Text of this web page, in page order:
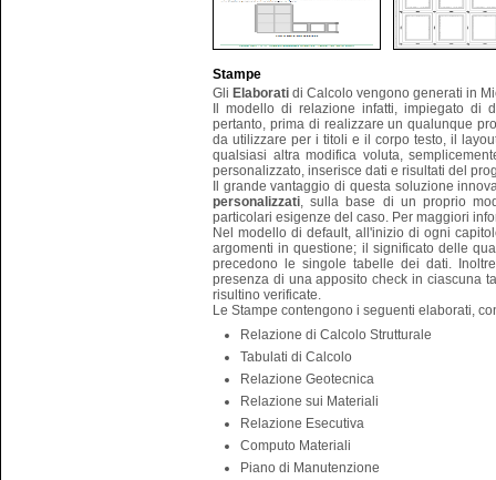
Stampe
Gli Elaborati di Calcolo vengono generati in
Il modello di relazione infatti, impiegato di
pertanto, prima di realizzare un qualunque
da utilizzare per i titoli e il corpo testo, il
qualsiasi altra modifica voluta,
personalizzato, inserisce dati e risultati del
Il grande vantaggio di questa soluzione
personalizzati, sulla base di un proprio
particolari esigenze del caso. Per maggiori
Nel modello di default, all'inizio di ogni
argomenti in questione; il significato delle
precedono le singole tabelle dei dati.
presenza di una apposito check in ciascuna
risultino verificate.
Le Stampe contengono i seguenti elaborati,
Relazione di Calcolo Strutturale
Tabulati di Calcolo
Relazione Geotecnica
Relazione sui Materiali
Relazione Esecutiva
Computo Materiali
Piano di Manutenzione